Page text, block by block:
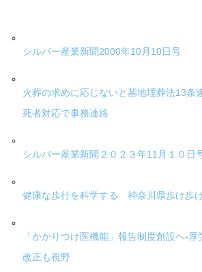
シルバー産業新聞2000年10月10日号
火葬の求めに応じないと墓地埋葬法13条
死者対応で事務連絡
シルバー産業新聞２０２３年11月１０日
健康な歩行を科学する 神奈川県歩け歩
「かかりつけ医機能」報告制度創設へ-
改正も視野